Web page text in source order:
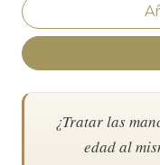
¿Tratar las
edad al